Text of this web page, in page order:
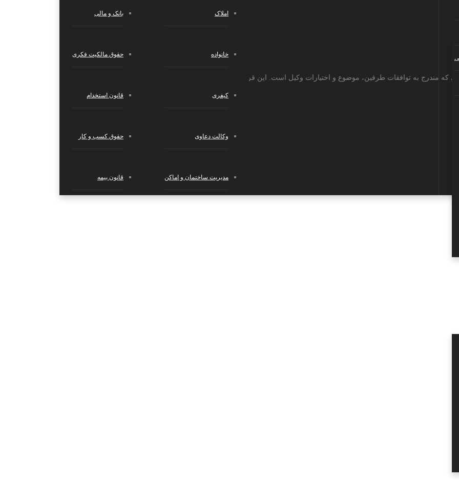
بانک و مالی
حقوق مالکیت فکری
قانون استخدام
حقوق کسب‌ و کار
قانون بیمه
املاک
خانواده
کیفری
وکالت دعاوی
مدیریت ساختمان و اماکن
مندرج به توافقات طرفین، موضوع و اختیارات وکیل است. این قرارداد تنها منوط به ت...